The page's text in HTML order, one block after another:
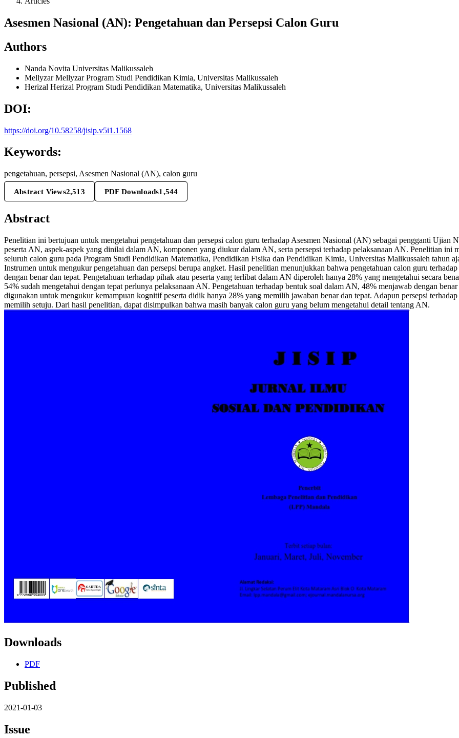
Asesmen Nasional (AN): Pengetahuan dan Persepsi Calon Guru
Authors
Nanda Novita Universitas Malikussaleh
Mellyzar MellyzarProgram Studi Pendidikan Kimia, Universitas Malikussaleh
Herizal Herizal Program Studi Pendidikan Matematika, Universitas Malikussaleh
DOI:
https://doi.org/10.58258/jisip.v5i1.1568
Keywords:
pengetahuan, persepsi, Asesmen Nasional (AN), calon guru
Abstract Views2,513 PDF Downloads1,544
Abstract
Penelitian ini bertujuan untuk mengetahui pengetahuan dan persepsi calon guru terhadap Asesmen Nasional (AN) sebagai pengganti Ujian
peserta AN, aspek-aspek yang dinilai dalam AN, komponen yang diukur dalam AN, serta persepsi terhadap pelaksanaan AN. Penelitian ini
seluruh calon guru pada Program Studi Pendidikan Matematika, Pendidikan Fisika dan Pendidikan Kimia, Universitas Malikussaleh tahun
Instrumen untuk mengukur pengetahuan dan persepsi berupa angket. Hasil penelitian menunjukkan bahwa pengetahuan calon guru
dengan benar dan tepat. Pengetahuan terhadap pihak atau peserta yang terlibat dalam AN diperoleh hanya 28% yang mengetahui secara
54% sudah mengetahui dengan tepat perlunya pelaksanaan AN. Pengetahuan terhadap bentuk soal dalam AN, 48% menjawab dengan
digunakan untuk mengukur kemampuan kognitif peserta didik hanya 28% yang memilih jawaban benar dan tepat. Adapun persepsi
memilih setuju. Dari hasil penelitian, dapat disimpulkan bahwa masih banyak calon guru yang belum mengetahui detail tentang AN.
Downloads
PDF
Published
2021-01-03
Issue